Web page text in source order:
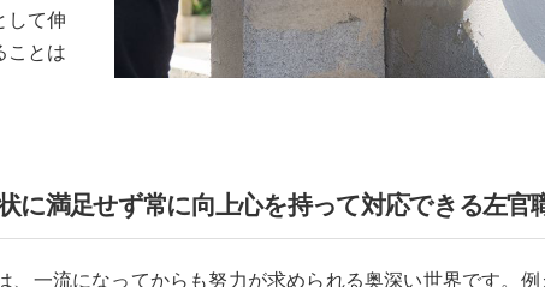
して伸
ことは
に満足せず常に向上心を持って対応できる左官
、一流になってからも努力が求められる奥深い世界です。